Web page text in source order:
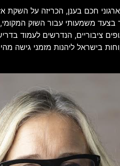
משמעותי עבור השוק המקומי,
ציבוריים, הנדרשים לעמוד
בישראל ליהנות מזמני גישה